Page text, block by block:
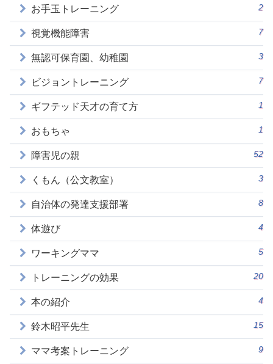
お手玉トレーニング 2
視覚機能障害 7
無認可保育園、幼稚園 3
ビジョントレーニング 7
ギフテッド天才の育て方 1
おもちゃ 1
障害児の親 52
くもん（公文教室） 3
自治体の発達支援部署 8
体遊び 4
ワーキングママ 5
トレーニングの効果 20
本の紹介 4
鈴木昭平先生 15
ママ考案トレーニング 9